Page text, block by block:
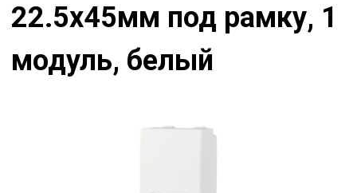
22.5х45мм под рамку, 1
модуль, белый